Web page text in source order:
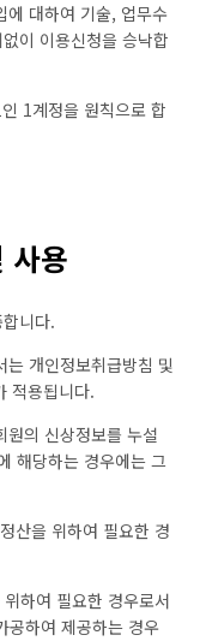
에 대하여 기술, 업무수
이 이용신청을 승낙합
1계정을 원칙으로 합
사용
니다.
는 개인정보취급방침 및
적용됩니다.
원의 신상정보를 누설
해당하는 경우에는 그
산을 위하여 필요한 경
하여 필요한 경우로서
공하여 제공하는 경우